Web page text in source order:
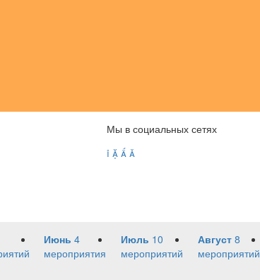
Мы в социальных сетях
   
Июнь 4
мероприятия
Июль 10
мероприятий
Август 8
мероприятий